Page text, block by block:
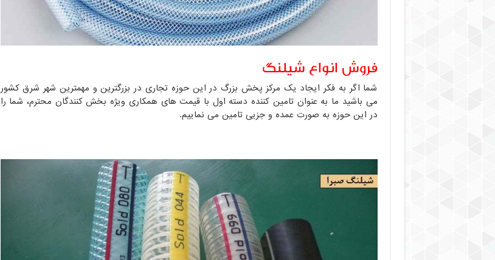
فروش انواع شیلنگ
شما اگر به فکر ایجاد یک مرکز پخش بزرگ در این حوزه تجاری در بزرگترین و مهمترین شهر شرق کشور
می باشید ما به عنوان تامین کننده دسته اول با قیمت های همکاری ویژه بخش کنندگان محترم، شما را
در این حوزه به صورت عمده و جزیی تامین می نماییم.